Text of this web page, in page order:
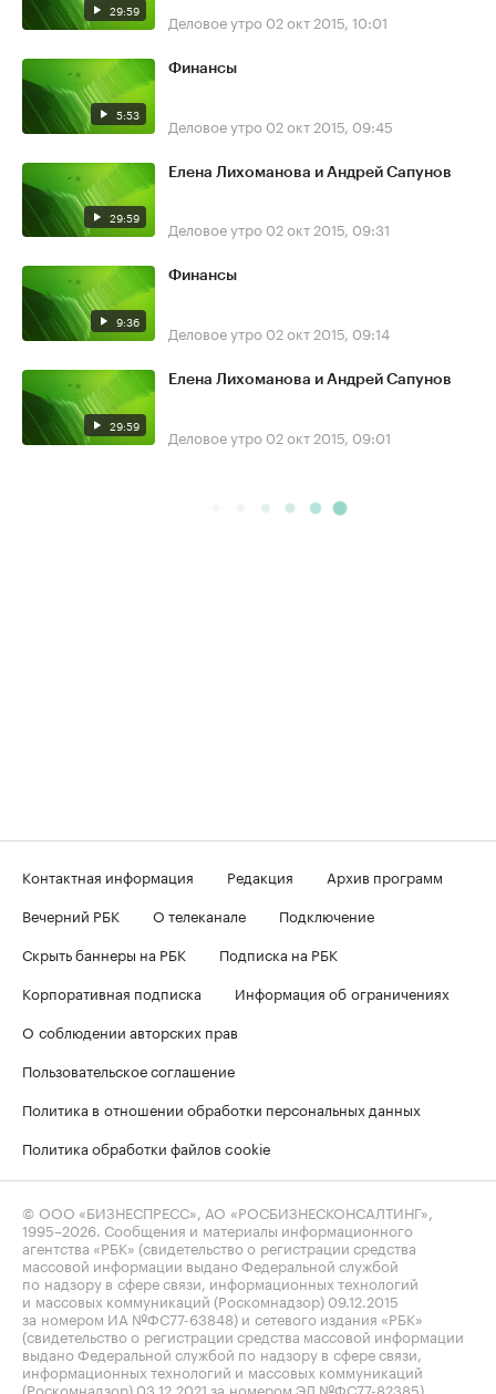
29:59 Деловое утро 02 окт 2015, 10:01
5:53
Финансы
Деловое утро 02 окт 2015, 09:45
29:59
Елена Лихоманова и Андрей Сапунов
Деловое утро 02 окт 2015, 09:31
9:36
Финансы
Деловое утро 02 окт 2015, 09:14
29:59
Елена Лихоманова и Андрей Сапунов
Деловое утро 02 окт 2015, 09:01
Контактная информация Редакция
Архив программ
Вечерний РБК
О телеканале
Подключение
Скрыть баннеры на РБК
Подписка на РБК
Корпоративная подписка
Информация об ограничениях
О соблюдении авторских прав
Пользовательское соглашение
Политика в отношении обработки персональных данных
Политика обработки файлов cookie
© ООО «БИЗНЕСПРЕСС», АО «РОСБИЗНЕСКОНСАЛТИНГ»,
1995–2026 . Сообщения и материалы информационного
агентства «РБК» (свидетельство о регистрации средства
массовой информации выдано Федеральной службой
по надзору в сфере связи, информационных технологий
и массовых коммуникаций (Роскомнадзор) 09.12.2015
за номером ИА №ФС77-63848) и сетевого издания «РБК»
(свидетельство о регистрации средства массовой информации
выдано Федеральной службой по надзору в сфере связи,
информационных технологий и массовых коммуникаций
(Роскомнадзор) 03.12.2021 за номером ЭЛ №ФС77-82385)